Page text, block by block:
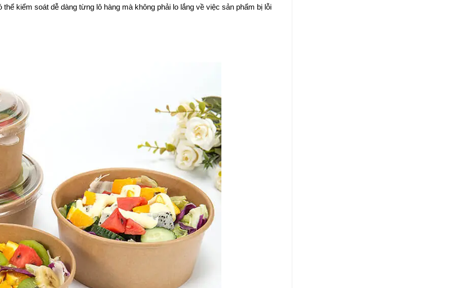
kiểm soát dễ dàng từng lô hàng mà không phải lo lắng về việc sản phẩm bị lỗi